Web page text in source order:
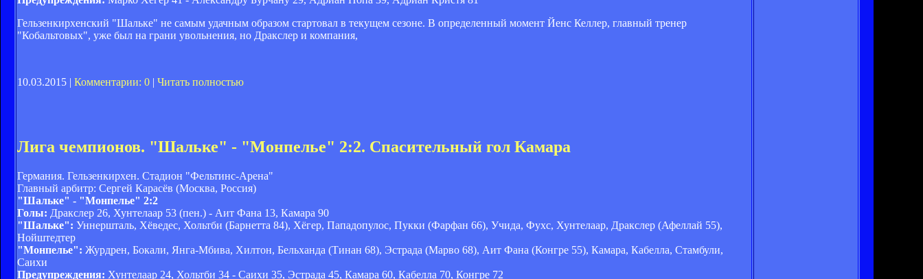
Гельзенкирхенский "Шальке" не самым удачным образом стартовал в текущем сезоне. В определенный момент Йенс Келлер, главный тренер
"Кобальтовых", уже был на грани увольнения, но Дракслер и компания,
10.03.2015 | Комментарии: 0 | Читать полностью
Лига чемпионов. "Шальке" - "Монпелье" 2:2. Спасительный гол Камара
Германия. Гельзенкирхен. Стадион "Фельтинс-Арена"
Главный арбитр: Сергей Карасёв (Москва, Россия)
"Шальке" - "Монпелье" 2:2
Голы: Дракслер 26, Хунтелаар 53 (пен.) - Аит Фана 13, Камара 90
"Шальке": Уннершталь, Хёведес, Хольтби (Барнетта 84), Хёгер, Пападопулос, Пукки (Фарфан 66), Учида, Фухс, Хунтелаар, Дракслер (Афеллай 55),
Нойштедтер
"Монпелье": Журдрен, Бокали, Янга-Мбива, Хилтон, Бельханда (Тинан 68), Эстрада (Марво 68), Аит Фана (Конгре 55), Камара, Кабелла, Стамбули,
Саихи
Предупреждения: Хунтелаар 24, Хольтби 34 - Саихи 35, Эстрада 45, Камара 60, Кабелла 70, Конгре 72